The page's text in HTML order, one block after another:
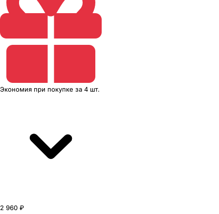
Экономия при покупке за 4 шт.
2 960 ₽